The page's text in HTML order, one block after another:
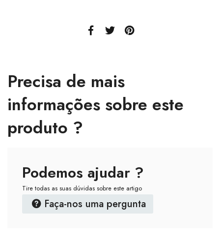
Precisa de mais
informações sobre este
produto ?
Podemos ajudar ?
Tire todas as suas dúvidas sobre este artigo
Faça-nos uma pergunta